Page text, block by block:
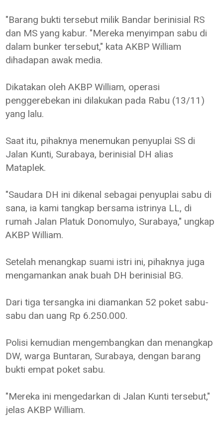
"Barang bukti tersebut milik Bandar berinisial RS
dan MS yang kabur. "Mereka menyimpan sabu di
dalam bunker tersebut," kata AKBP William
dihadapan awak media.
Dikatakan oleh AKBP William, operasi
penggerebekan ini dilakukan pada Rabu (13/11)
yang lalu.
Saat itu, pihaknya menemukan penyuplai SS di
Jalan Kunti, Surabaya, berinisial DH alias
Mataplek.
"Saudara DH ini dikenal sebagai penyuplai sabu di
sana, ia kami tangkap bersama istrinya LL, di
rumah Jalan Platuk Donomulyo, Surabaya," ungkap
AKBP William.
Setelah menangkap suami istri ini, pihaknya juga
mengamankan anak buah DH berinisial BG.
Dari tiga tersangka ini diamankan 52 poket sabu-
sabu dan uang Rp 6.250.000.
Polisi kemudian mengembangkan dan menangkap
DW, warga Buntaran, Surabaya, dengan barang
bukti empat poket sabu.
"Mereka ini mengedarkan di Jalan Kunti tersebut,"
jelas AKBP William.